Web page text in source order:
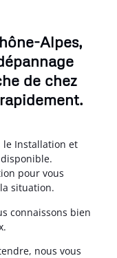
Alpes,
de chez
le Installation et
pour vous
situation.
connaissons bien
nous vous